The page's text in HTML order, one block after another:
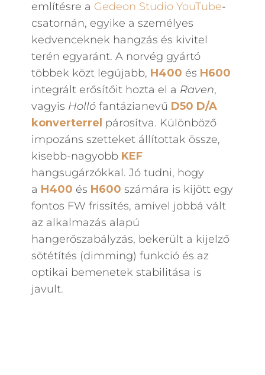
említésre a Gedeon Studio YouTube-
csatornán, egyike a személyes
kedvenceknek hangzás és kivitel
terén egyaránt. A norvég gyártó
többek közt legújabb, H400 és H600
integrált erősítőit hozta el a Raven,
vagyis Hollófantázianevű D50 D/A
konverterrel párosítva. Különböző
impozáns szetteket állítottak össze,
kisebb-nagyobb KEF
hangsugárzókkal. Jó tudni, hogy
a H400 és H600 számára is kijött egy
fontos FW frissítés, amivel jobbá vált
az alkalmazás alapú
hangerőszabályzás, bekerült a kijelző
sötétítés (dimming) funkció és az
optikai bemenetek stabilitása is
javult.